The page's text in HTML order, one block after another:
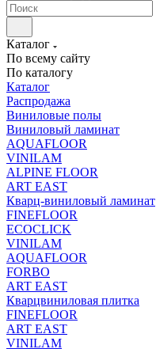
Каталог
По всему сайту
По каталогу
Каталог
Распродажа
Виниловые полы
Виниловый ламинат
AQUAFLOOR
VINILAM
ALPINE FLOOR
ART EAST
Кварц-виниловый ламинат
FINEFLOOR
ECOCLICK
VINILAM
AQUAFLOOR
FORBO
ART EAST
Кварцвиниловая плитка
FINEFLOOR
ART EAST
VINILAM